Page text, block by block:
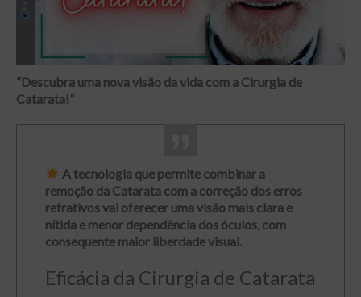
“Descubra uma nova visão da vida com a Cirurgia de
Catarata!”
A tecnologia que permite combinar a
remoção da Catarata com a correção dos erros
refrativos vai oferecer uma visão mais clara e
nítida e menor dependência dos óculos, com
consequente maior liberdade visual.
Eficácia da Cirurgia de Catarata